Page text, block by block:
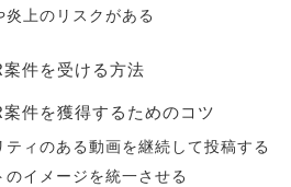
炎上のリスクがある
件を受ける方法
件を獲得するためのコツ
ティのある動画を継続して投稿する
のイメージを統一させる